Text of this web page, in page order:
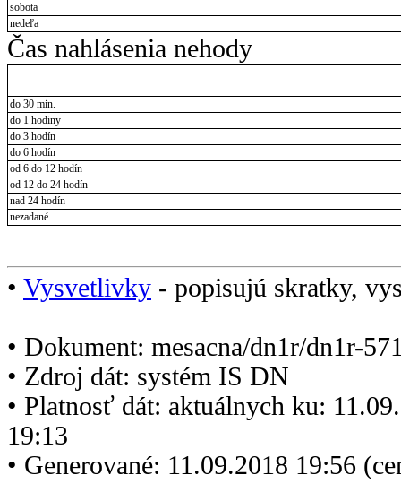
sobota
nedeľa
Čas nahlásenia nehody
do 30 min.
do 1 hodiny
do 3 hodín
do 6 hodín
od 6 do 12 hodín
od 12 do 24 hodín
nad 24 hodín
nezadané
• Vysvetlivky - popisujú skratky,
• Dokument: mesacna/dn1r/dn1r-
• Zdroj dát: systém IS DN
• Platnosť dát: aktuálnych ku:
19:13
• Generované: 11.09.2018 19:56